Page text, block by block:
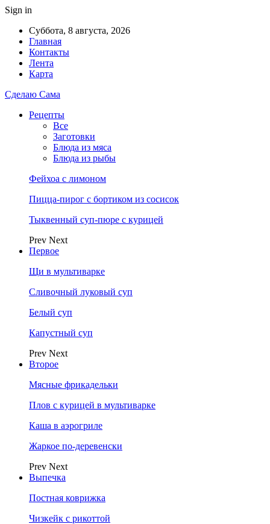
Sign in
Суббота, 8 августа, 2026
Главная
Контакты
Лента
Карта
Сделаю Сама
Рецепты
Все
Заготовки
Блюда из мяса
Блюда из рыбы
Фейхоа с лимоном
Пицца-пирог с бортиком из сосисок
Тыквенный суп-пюре с курицей
Prev Next
Первое
Щи в мультиварке
Сливочный луковый суп
Белый суп
Капустный суп
Prev Next
Второе
Мясные фрикадельки
Плов с курицей в мультиварке
Каша в аэрогриле
Жаркое по-деревенски
Prev Next
Выпечка
Постная коврижка
Чизкейк с рикоттой